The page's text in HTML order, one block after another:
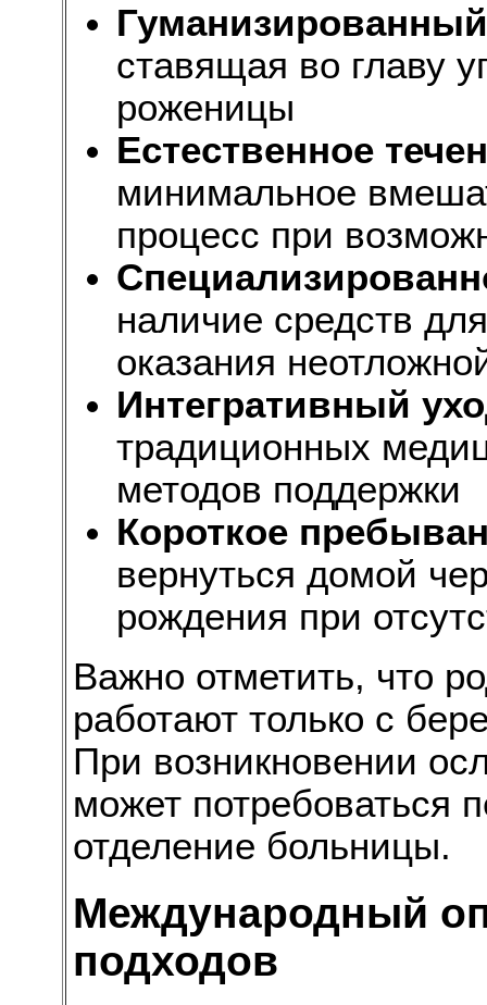
ставящая во главу
роженицы
Естественное
минимальное
процесс при
наличие средств
оказания
Интегративный
традиционных
методов поддержки
Короткое
вернуться домой
рождения при
Важно отметить, что
работают только с
При возникновении
может потребоваться
отделение больницы.
Международный
подходов